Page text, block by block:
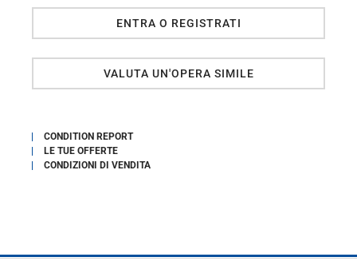
ENTRA O REGISTRATI
VALUTA UN'OPERA SIMILE
CONDITION REPORT
LE TUE OFFERTE
CONDIZIONI DI VENDITA